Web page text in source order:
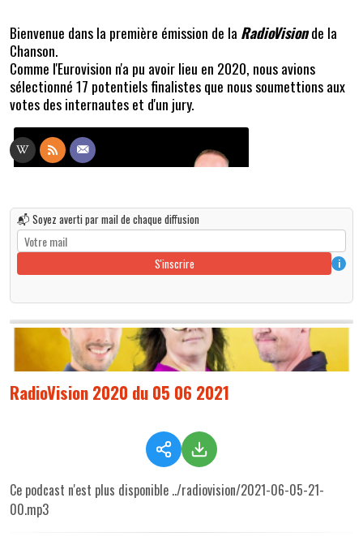
Bienvenue dans la première émission de la RadioVisionde la
Chanson.
Comme l'Eurovision n'a pu avoir lieu en 2020, nous avions
sélectionné 17 potentiels finalistes que nous soumettions aux
votes des internautes et d'un jury.
📬 Soyez averti par mail de chaque diffusion
S'inscrire i
RadioVision 2020 du 05 06 2021
Ce podcast n'est plus disponible ../radiovision/2021-06-05-21-
00.mp3